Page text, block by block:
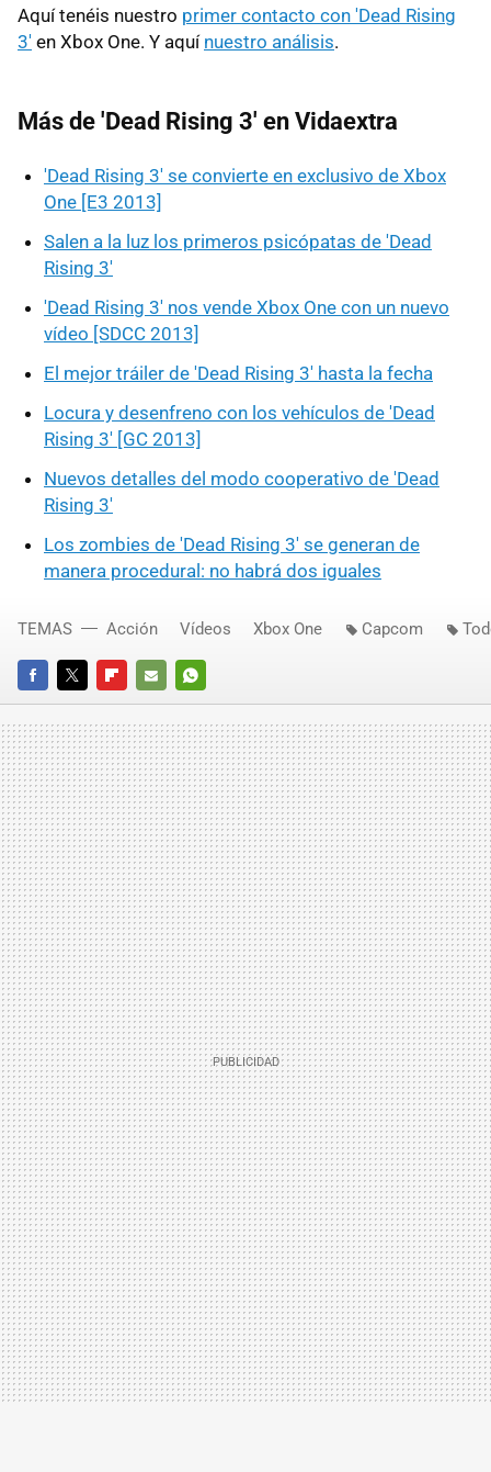
Aquí tenéis nuestro primer contacto con 'Dead Rising
3' en Xbox One. Y aquí nuestro análisis.
Más de 'Dead Rising 3' en Vidaextra
'Dead Rising 3' se convierte en exclusivo de Xbox
One [E3 2013]
Salen a la luz los primeros psicópatas de 'Dead
Rising 3'
'Dead Rising 3' nos vende Xbox One con un nuevo
vídeo [SDCC 2013]
El mejor tráiler de 'Dead Rising 3' hasta la fecha
Locura y desenfreno con los vehículos de 'Dead
Rising 3' [GC 2013]
Nuevos detalles del modo cooperativo de 'Dead
Rising 3'
Los zombies de 'Dead Rising 3' se generan de
manera procedural: no habrá dos iguales
FACEBOOKTWITTERFLIPBOARD
E-
MAIL
WHATSAPP
TEMAS Acción Vídeos Xbox One Capcom